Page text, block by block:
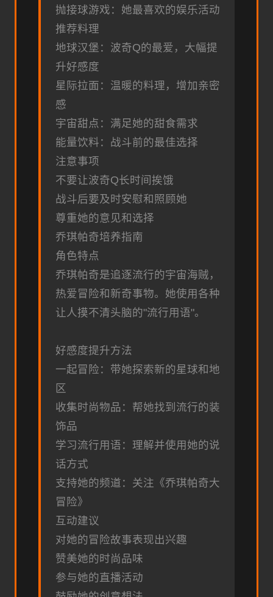
抛接球游戏：她最喜欢的娱乐活动
推荐料理
地球汉堡：波奇Q的最爱，大幅提
升好感度
星际拉面：温暖的料理，增加亲密
感
宇宙甜点：满足她的甜食需求
能量饮料：战斗前的最佳选择
注意事项
不要让波奇Q长时间挨饿
战斗后要及时安慰和照顾她
尊重她的意见和选择
乔琪帕奇培养指南
角色特点
乔琪帕奇是追逐流行的宇宙海贼，
热爱冒险和新奇事物。她使用各种
让人摸不清头脑的"流行用语"。
好感度提升方法
一起冒险：带她探索新的星球和地
区
收集时尚物品：帮她找到流行的装
饰品
学习流行用语：理解并使用她的说
话方式
支持她的频道：关注《乔琪帕奇大
冒险》
互动建议
对她的冒险故事表现出兴趣
赞美她的时尚品味
参与她的直播活动